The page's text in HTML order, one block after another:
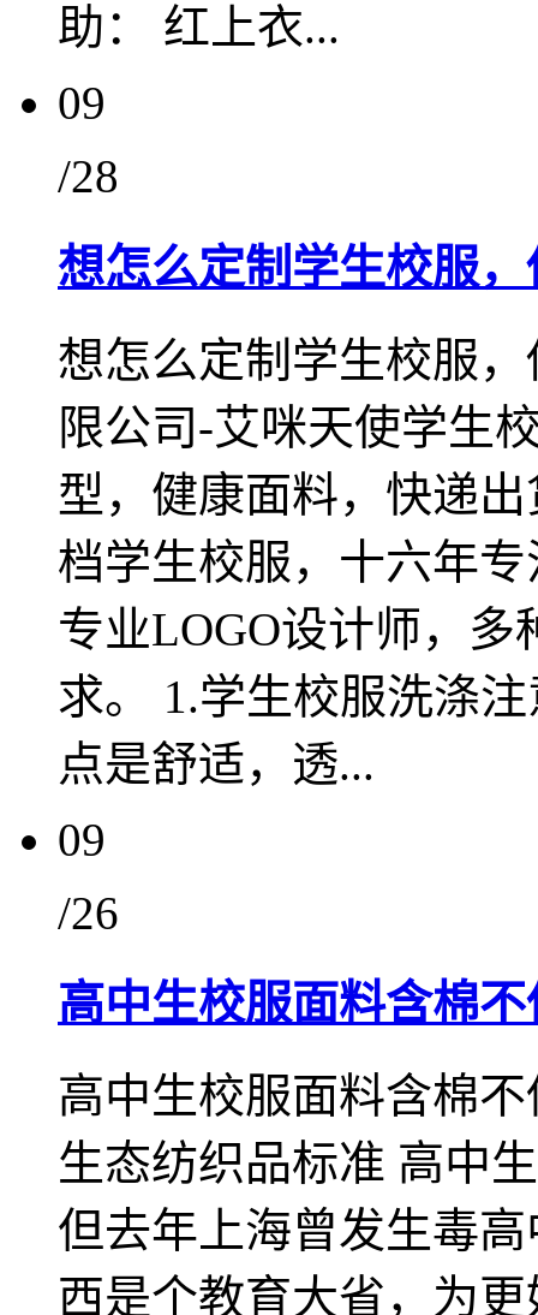
助： 红上衣...
09
/28
想怎么定制学生校服
想怎么定制学生校服
限公司-艾咪天使学生
型，健康面料，快递
档学生校服，十六年
专业LOGO设计师，
求。 1.学生校服洗涤
点是舒适，透...
09
/26
高中生校服面料含棉
高中生校服面料含棉
生态纺织品标准 高中
但去年上海曾发生毒
西是个教育大省，为